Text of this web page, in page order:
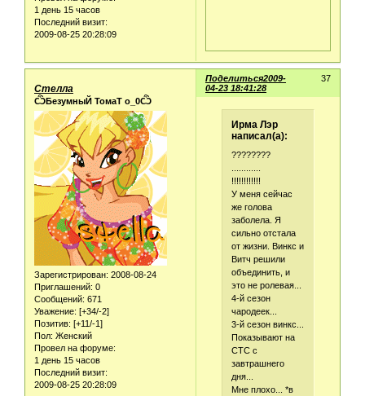
1 день 15 часов
Последний визит:
2009-08-25 20:28:09
Поделиться 37
2009-
04-23 18:41:28
Стелла
ѼБезумныЙ ТомаТ о_0Ѽ
Зарегистрирован: 2008-08-24
Приглашений: 0
Сообщений: 671
Уважение: [+34/-2]
Позитив: [+11/-1]
Пол: Женский
Провел на форуме:
1 день 15 часов
Последний визит:
2009-08-25 20:28:09
Ирма Лэр
написал(а):
????????
............
!!!!!!!!!!!!
У меня сейчас
же голова
заболела. Я
сильно отстала
от жизни. Винкс и
Витч решили
объединить, и
это не ролевая...
4-й сезон
чародеек...
3-й сезон винкс...
Показывают на
СТС с
завтрашнего
дня...
Мне плохо... *в